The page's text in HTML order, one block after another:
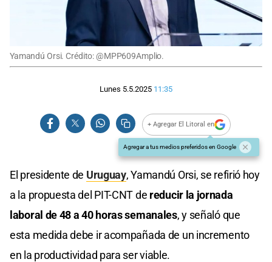
Yamandú Orsi. Crédito: @MPP609Amplio.
Lunes 5.5.2025 11:35
+ Agregar El Litoral en
Agregar a tus medios preferidos en Google
El presidente de Uruguay, Yamandú Orsi, se refirió hoy
a la propuesta del PIT-CNT de reducir la jornada
laboral de 48 a 40 horas semanales, y señaló que
esta medida debe ir acompañada de un incremento
en la productividad para ser viable.